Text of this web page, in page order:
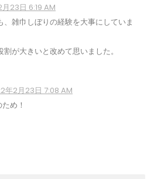
23日 6:19 AM
、雑巾しぼりの経験を大事にしていま
が大きいと改めて思いました。
年2月23日 7:08 AM
め！